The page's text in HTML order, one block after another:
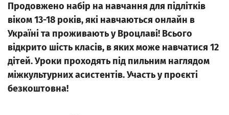
Продовжено набір на навчання для підлітків
віком 13-18 років, які навчаються онлайн в
Україні та проживають у Вроцлаві! Всього
відкрито шість класів, в яких може навчатися 12
дітей. Уроки проходять під пильним наглядом
міжкультурних асистентів. Участь у проєкті
безкоштовна!